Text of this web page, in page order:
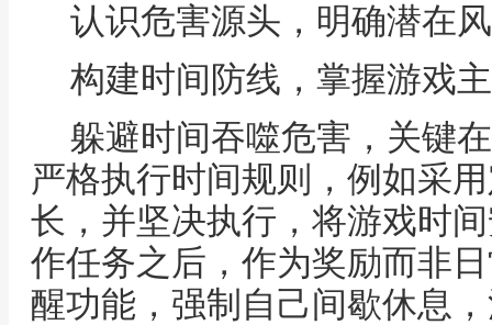
认识危害源头，明确潜在
构建时间防线，掌握游戏
躲避时间吞噬危害，关键
严格执行时间规则，例如采
长，并坚决执行，将游戏时
作任务之后，作为奖励而非
醒功能，强制自己间歇休息